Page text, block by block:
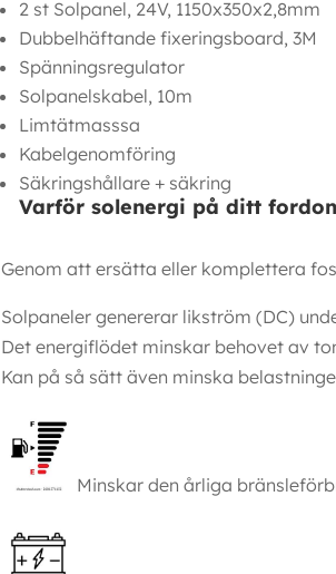
2 st Solpanel, 24V, 1150x350x2,8mm
Dubbelhäftande fixeringsboard, 3M
Spänningsregulator
Solpanelskabel, 10m
Limtätmasssa
Kabelgenomföring
Säkringshållare + säkring
Varför solenergi på ditt
Genom att ersätta eller komplettera
Solpaneler genererar likström (DC)
Det energiflödet minskar behovet av
Kan på så sätt även minska
Minskar den årliga